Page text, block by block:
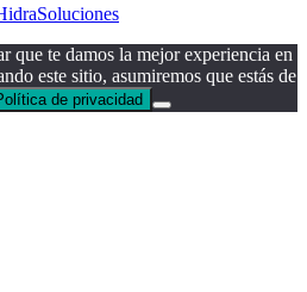
que te damos la mejor experiencia en
este sitio, asumiremos que estás de
de privacidad